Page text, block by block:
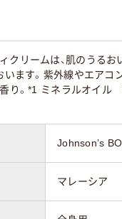
リームは、肌のうるお
ます。紫外線やエアコ
り。*1 ミネラルオイ
Johnson’s
マレーシア